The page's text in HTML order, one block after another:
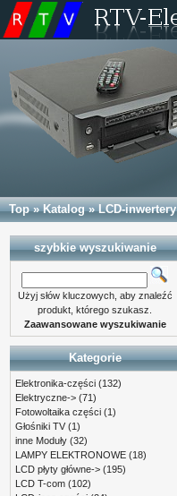
Top»Katalog»LCD-inwertery
szybkie wyszukiwanie
Użyj słów kluczowych, aby znaleźć
produkt, którego szukasz.
Zaawansowane wyszukiwanie
Kategorie
Elektronika-części (132)
Elektryczne-> (71)
Fotowoltaika części (1)
Głośniki TV (1)
inne Moduły (32)
LAMPY ELEKTRONOWE (18)
LCD płyty główne-> (195)
LCD T-com (102)